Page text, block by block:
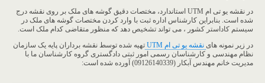
در نقشه یو تی ام UTM استاندارد، مختصات دقیق گوشه های ملک بر روی نقشه درج
شده است. بنابراین کارشناس اداره ثبت با وارد کردن مختصات گوشه های ملک در
سیستم کاداستر کشور ، می تواند تشخیص دهد که منظور متقاضی کدام ملک است.
در زیر نمونه های نقشه یو تی ام UTM
تهیه شده توسط نقشه برداران پایه یک سازمان
نظام مهندسی و کارشناسان رسمی امور ثبتی دادگستری گروه کارشناسان ما با
مدیریت خانم مهندس آبکار (09126140339) آورده شده است: